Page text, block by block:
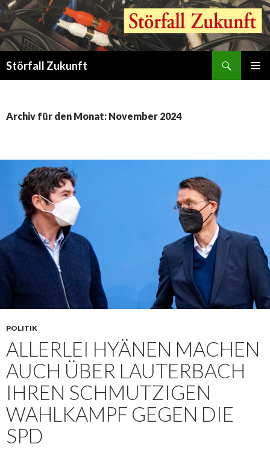
Störfall Zukunft
Archiv für den Monat: November 2024
POLITIK
ALLERLEI HYÄNEN MACHEN
AUCH ÜBER LAUTERBACH
IHREN SCHMUTZIGEN
WAHLKAMPF GEGEN DIE
SPD